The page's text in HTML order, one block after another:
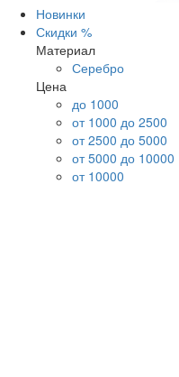
Новинки
Скидки %
Материал
Серебро
Цена
до 1000
от 1000 до 2500
от 2500 до 5000
от 5000 до 10000
от 10000